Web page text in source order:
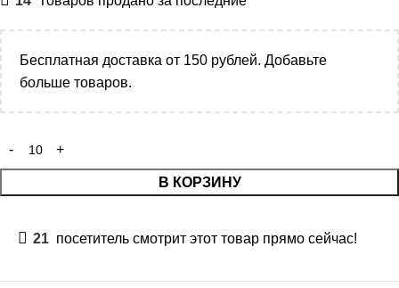
Бесплатная доставка от 150 рублей. Добавьте
больше товаров.
В КОРЗИНУ
21 посетитель смотрит этот товар прямо сейчас!